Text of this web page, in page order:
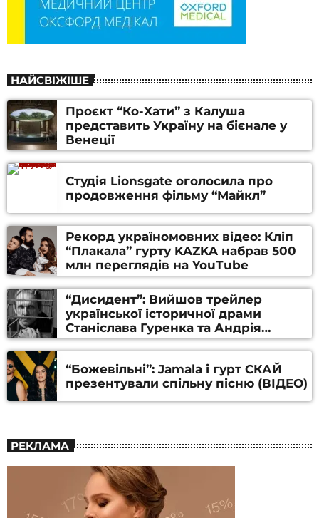
НАЙСВІЖІШЕ
Проєкт “Ко-Хати” з Калуша
представить Україну на бієнале у
Венеції
Студія Lionsgate оголосила про
продовження фільму “Майкл”
Рекорд україномовних відео: Кліп
“Плакала” гурту KAZKA набрав 500
млн переглядів на YouTube
“Дисидент”: Вийшов трейлер
української історичної драми
Станіслава Гуренка та Андрія
Алфьорова (ВІДЕО)
“Божевільні”: Jamala і гурт СКАЙ
презентували спільну пісню (ВІДЕО)
РЕКЛАМА